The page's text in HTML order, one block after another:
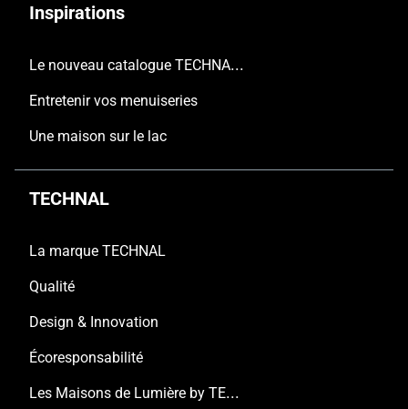
Inspirations
Le nouveau catalogue TECHNAL est arrivé
Entretenir vos menuiseries
Une maison sur le lac
TECHNAL
La marque TECHNAL
Qualité
Design & Innovation
Écoresponsabilité
Les Maisons de Lumière by TECHNAL